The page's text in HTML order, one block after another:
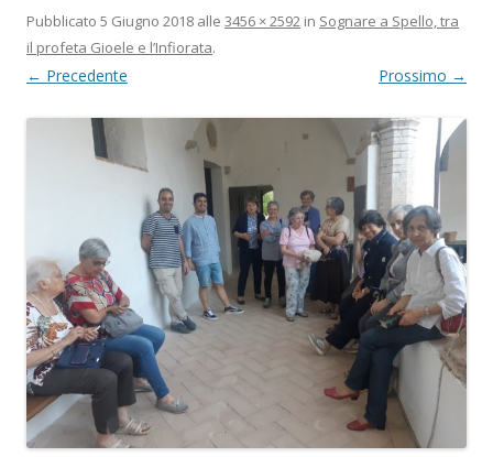
Pubblicato 5 Giugno 2018 alle 3456 × 2592 in Sognare a Spello, tra
il profeta Gioele e l’Infiorata.
← Precedente Prossimo →